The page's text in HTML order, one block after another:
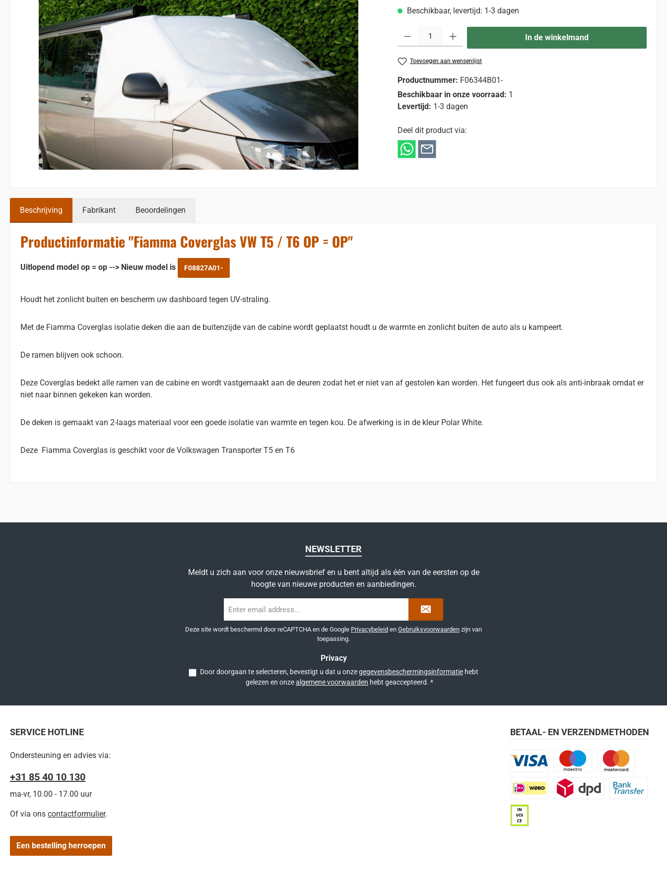
Beschikbaar, levertijd: 1-3 dagen
Producthoeveelheid: Voer de gewenste hoeveelheid in of gebruik de knoppen om de
In de winkelmand
Toevoegen aan wensenlijst
Productnummer: F06344B01-
Beschikbaar in onze voorraad: 1
Levertijd: 1-3 dagen
Deel dit product via:
Beschrijving Fabrikant Beoordelingen
Productinformatie "Fiamma Coverglas VW T5 / T6 OP = OP"
Uitlopend model op = op --> Nieuw model is F08827A01-
Houdt het zonlicht buiten en bescherm uw dashboard tegen UV-straling.
Met de Fiamma Coverglas isolatie deken die aan de buitenzijde van de cabine wordt geplaatst houdt u de warmte en zonlicht buiten de auto als u kampeert.
De ramen blijven ook schoon.
Deze Coverglas bedekt alle ramen van de cabine en wordt vastgemaakt aan de deuren zodat het er niet van af gestolen kan worden. Het fungeert dus ook als anti-inbraak omdat er
niet naar binnen gekeken kan worden.
De deken is gemaakt van 2-laags materiaal voor een goede isolatie van warmte en tegen kou. De afwerking is in de kleur Polar White.
Deze Fiamma Coverglas is geschikt voor de Volkswagen Transporter T5 en T6
NEWSLETTER
Meldt u zich aan voor onze nieuwsbrief en u bent altijd als één van de eersten op de
hoogte van nieuwe producten en aanbiedingen.
mailadres
Deze site wordt beschermd door reCAPTCHA en de Google Privacybeleid en Gebruiksvoorwaarden zijn van
toepassing.
Privacy
Door doorgaan te selecteren, bevestigt u dat u onzegegevensbeschermingsinformatie hebt
gelezen en onzealgemene voorwaarden hebt geaccepteerd. *
SERVICE HOTLINE
Ondersteuning en advies via:
+31 85 40 10 130
ma-vr, 10.00 - 17.00 uur
Of via ons contactformulier.
Een bestelling herroepen
BETAAL- EN VERZENDMETHODEN
iDEAL | Wero
Maestro